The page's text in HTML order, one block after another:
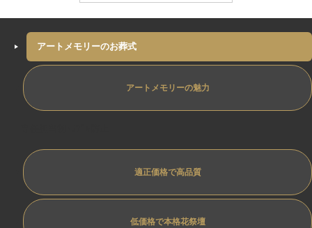
アートメモリーのお葬式
アートメモリーの魅力
適正価格で高品質
低価格で本格花祭壇